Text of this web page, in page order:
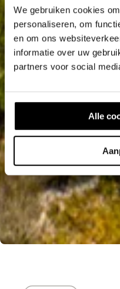
We gebruiken cookies
personaliseren, om
en om ons
informatie over uw
partners voor social
Alle